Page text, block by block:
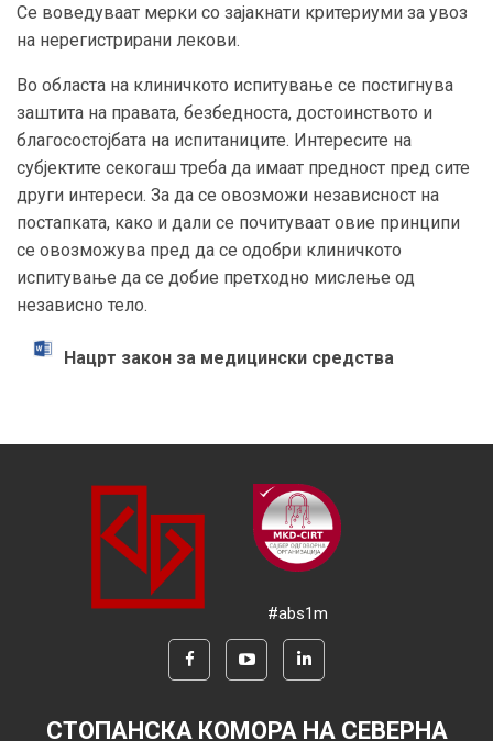
Се воведуваат мерки со зајакнати критериуми за увоз
на нерегистрирани лекови.
Во областа на клиничкото испитување се постигнува
заштита на правата, безбедноста, достоинството и
благосостојбата на испитаниците. Интересите на
субјектите секогаш треба да имаат предност пред сите
други интереси. За да се овозможи независност на
постапката, како и дали се почитуваат овие принципи
се овозможува пред да се одобри клиничкото
испитување да се добие претходно мислење од
независно тело.
Нацрт закон за медицински средства
#abs1m
СТОПАНСКА КОМОРА НА СЕВЕРНА